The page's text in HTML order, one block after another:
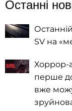
Останні
SV на
Хоррор-
перше
вже